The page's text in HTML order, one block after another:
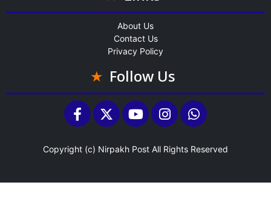
About Us
Contact Us
Privacy Policy
Follow Us
Copyright (c) Nirpakh Post All Rights Reserved